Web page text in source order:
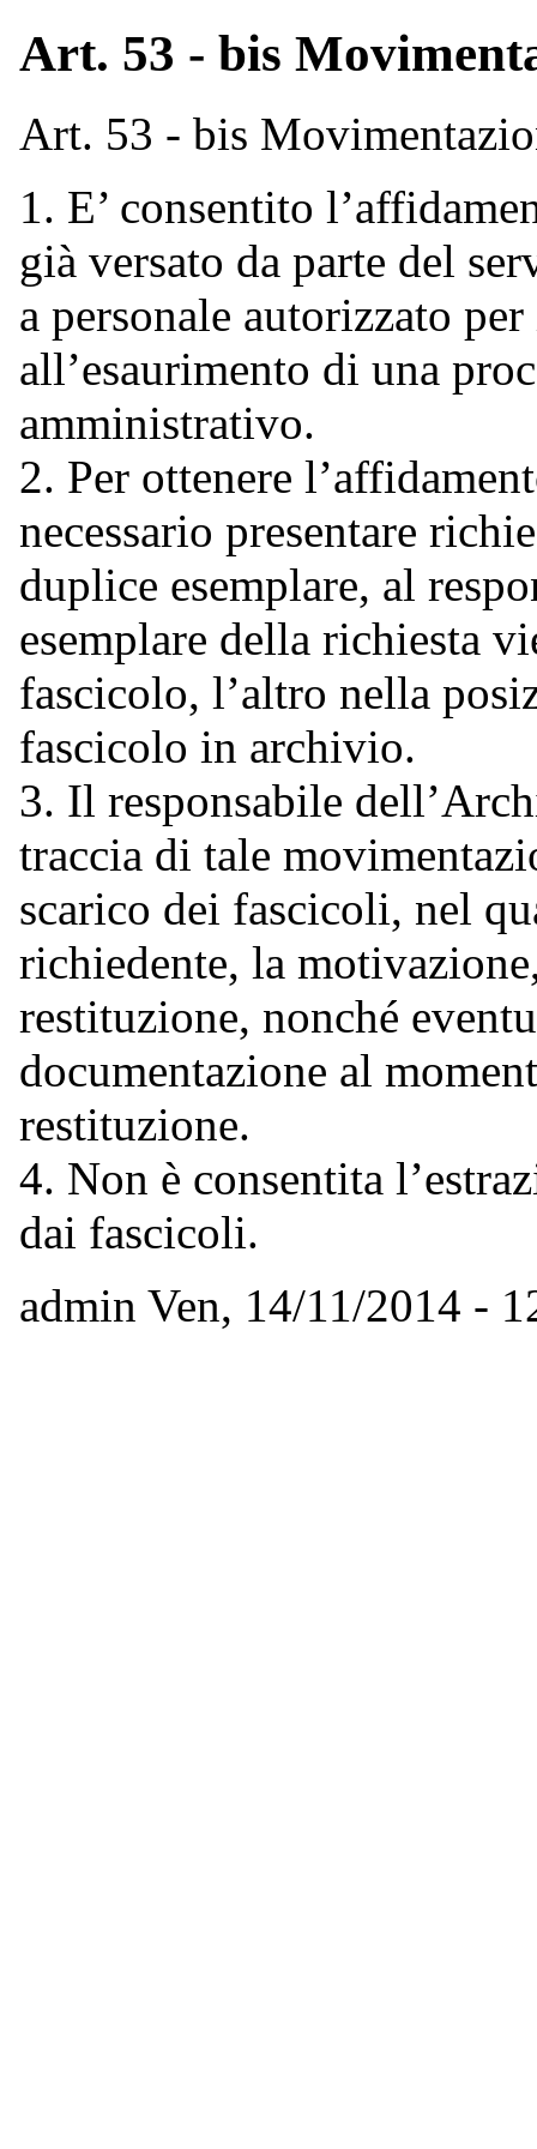
Art. 53 - bis
Art. 53 - bis
1. E’ consentito
già versato da parte del
a personale autorizzato
all’esaurimento di una
amministrativo.
2. Per ottenere
necessario presentare
duplice esemplare, al
esemplare della richiesta
fascicolo, l’altro nella
fascicolo in archivio.
3. Il responsabile
traccia di tale
scarico dei fascicoli, nel
richiedente, la
restituzione, nonché
documentazione al
restituzione.
4. Non è consentita
dai fascicoli.
admin Ven, 14/11/2014 -